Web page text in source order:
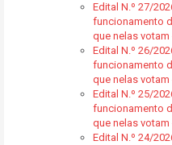
Edital N.º 27/
funcionamento
que nelas
Edital N.º 26/
funcionamento
que nelas votam
Edital N.º 25/
funcionamento
que nelas votam
Edital N.º 24/